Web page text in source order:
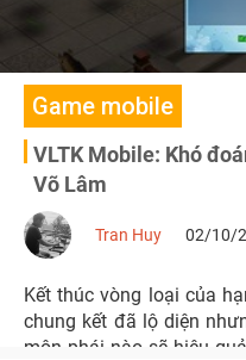
Game mobile
VLTK Mobile: Khó
Võ Lâm
Tran Huy 02/10/
Kết thúc vòng loại của
chung kết đã lộ diện
môn phái nào sẽ hiệu